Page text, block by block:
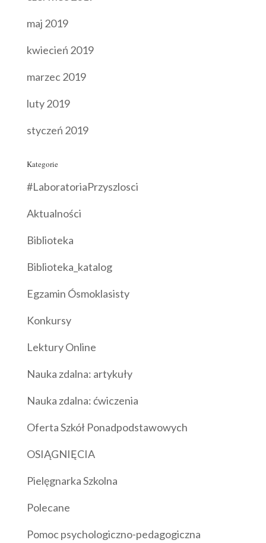
maj 2019
kwiecień 2019
marzec 2019
luty 2019
styczeń 2019
Kategorie
#LaboratoriaPrzyszlosci
Aktualności
Biblioteka
Biblioteka_katalog
Egzamin Ósmoklasisty
Konkursy
Lektury Online
Nauka zdalna: artykuły
Nauka zdalna: ćwiczenia
Oferta Szkół Ponadpodstawowych
OSIĄGNIĘCIA
Pielęgnarka Szkolna
Polecane
Pomoc psychologiczno-pedagogiczna